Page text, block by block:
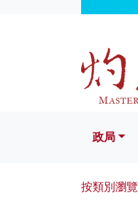
政局
按類別瀏覽